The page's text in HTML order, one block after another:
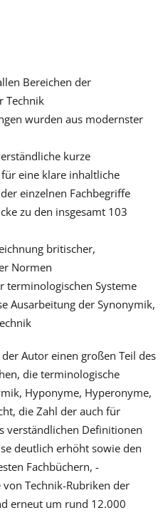
Bereichen der
Technik
wurden aus modernster
kurze
eine klare inhaltliche
einzelnen Fachbegriffe
zu den insgesamt 103
britischer,
Normen
terminologischen Systeme
Ausarbeitung der Synonymik,
Autor einen großen Teil des
die terminologische
Hyponyme, Hyperonyme,
die Zahl der auch für
verständlichen Definitionen
deutlich erhöht sowie den
Fachbüchern, -
Technik-Rubriken der
erneut um rund 12.000